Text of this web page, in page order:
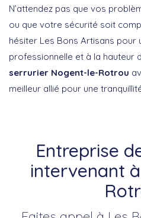
N’attendez pas que vos
ou que votre sécurité soit
hésiter Les Bons Artisans pour
professionnelle et à la hauteur
serrurier Nogent-le-Rotrou
meilleur allié pour une
Entreprise
intervenant